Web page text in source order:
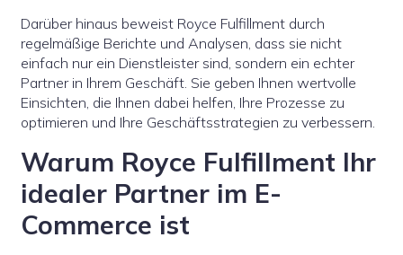
Darüber hinaus beweist Royce Fulfillment durch
regelmäßige Berichte und Analysen, dass sie nicht
einfach nur ein Dienstleister sind, sondern ein echter
Partner in Ihrem Geschäft. Sie geben Ihnen wertvolle
Einsichten, die Ihnen dabei helfen, Ihre Prozesse zu
optimieren und Ihre Geschäftsstrategien zu verbessern.
Warum Royce Fulfillment Ihr
idealer Partner im E-
Commerce ist